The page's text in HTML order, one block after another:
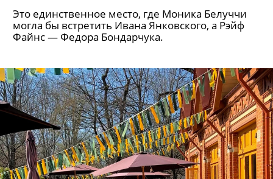
Это единственное место, где Моника Белуччи
могла бы встретить Ивана Янковского, а Рэйф
Файнс — Федора Бондарчука.